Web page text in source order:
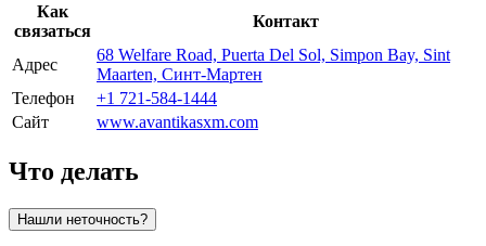
Как
связаться
Контакт
Адрес
68 Welfare Road, Puerta Del Sol, Simpon Bay, Sint
Maarten, Синт-Мартен
Телефон
+1 721-584-1444
Сайт
www.avantikasxm.com
Что делать
Нашли неточность?